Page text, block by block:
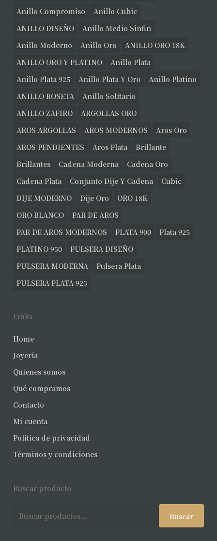
Anillo Compromiso
Anillo Cubic
ANILLO DISEÑO
Anillo Medio Sinfin
Anillo Moderno
Anillo Oro
ANILLO ORO 18K
ANILLO ORO Y PLATINO
Anillo Plata
Anillo Plata 925
Anillo Plata Y Oro
Anillo Platino
ANILLO ROSETA
Anillo Solitario
ANILLO ZAFIRO
ARGOLLAS ORO
AROS ARGOLLAS
AROS MODERNOS
Aros Oro
AROS PENDIENTES
Aros Plata
Brillante
Brillantes
Cadena Moderna
Cadena Oro
Cadena Plata
Conjunto Dije Y Cadena
Cubic
DIJE MODERNO
Dije Oro
ORO 18K
ORO BLANCO
PAR DE AROS
PAR DE AROS MODERNOS
PLATA 900
Plata 925
PLATINO 950
PULSERA DISEÑO
PULSERA MODERNA
Pulsera Plata
PULSERA PLATA 925
Links
Home
Joyería
Quienes somos
Qué compramos
Contacto
Mi cuenta
Política de privacidad
Términos y condiciones
Buscar producto
Buscar